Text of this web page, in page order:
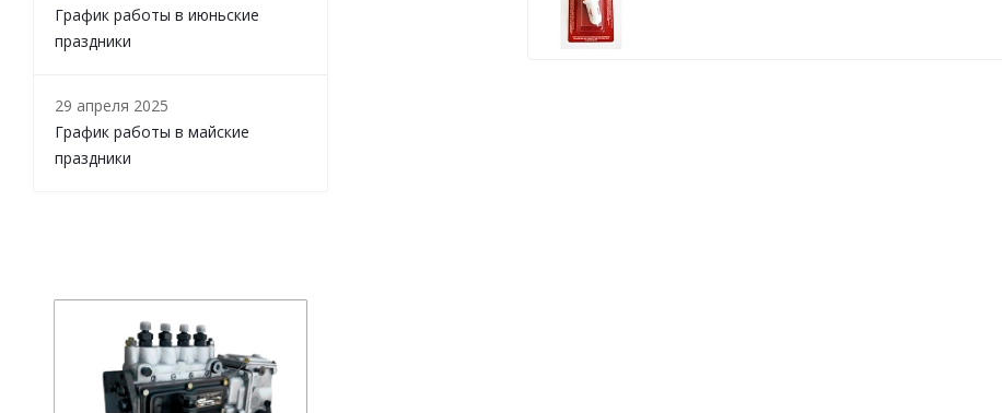
График работы в июньские
праздники
29 апреля 2025
График работы в майские
праздники